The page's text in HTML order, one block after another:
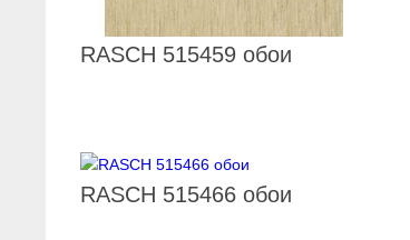
RASCH 515459 обои
RASCH 515466 обои